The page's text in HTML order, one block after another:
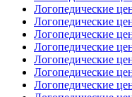
Логопедические
Логопедические
Логопедические
Логопедические
Логопедические
Логопедические
Логопедические